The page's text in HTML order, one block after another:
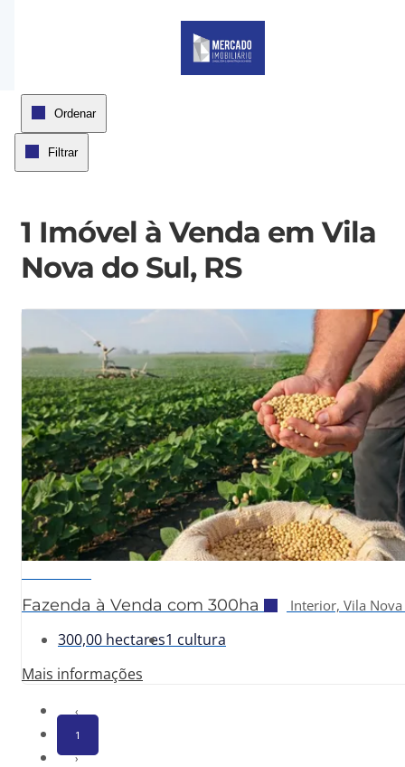
Página inicial
Ordenar
Filtrar
1 Imóvel à Venda em Vila
Nova do Sul, RS
Fazenda à Venda com 300ha Interior, Vila Nova
300,00 hectares1 cultura
Mais informações
‹
1
›